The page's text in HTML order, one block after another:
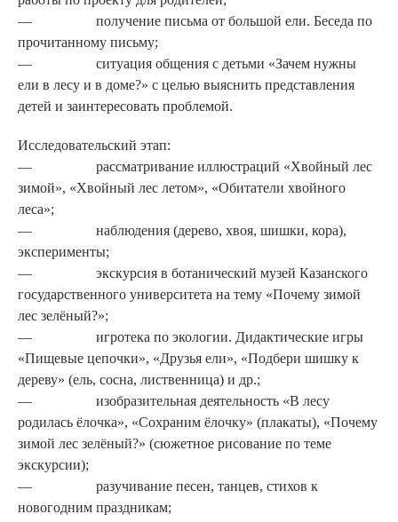
— получение письма от большой ели. Беседа по
прочитанному письму;
— ситуация общения с детьми «Зачем нужны
ели в лесу и в доме?» с целью выяснить пред­ставления
детей и заинтересо­вать проблемой.
Исследовательский этап:
— рассматривание иллюстраций «Хвойный лес
зимой», «Хвой­ный лес летом», «Обитатели хвойного
леса»;
— наблюдения (дерево, хвоя, шишки, кора),
эксперименты;
— эк­скурсия в ботанический музей Казанского
государственного университета на тему «Почему зимой
лес зелёный?»;
— игротека по экологии. Дидак­тические игры
«Пищевые це­почки», «Друзья ели», «Подбе­ри шишку к
дереву» (ель, сосна, лиственница) и др.;
— изобразительная деятельность «В лесу
родилась ёлочка», «Со­храним ёлочку» (плакаты), «Почему
зимой лес зелёный?» (сюжетное рисование по теме
экскурсии);
— разучивание песен, танцев, сти­хов к
новогодним праздникам;